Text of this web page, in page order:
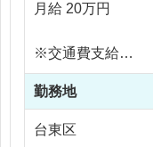
月給 20万円
※交通費支給
※残業なし
勤務地
台東区